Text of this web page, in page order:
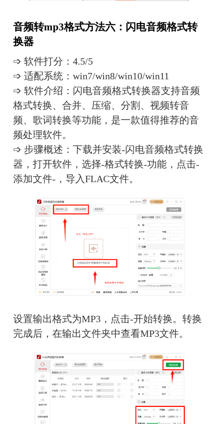
音频转mp3格式方法六：闪电音频格式转
换器
➩ 软件打分：4.5/5
➩ 适配系统：win7/win8/win10/win11
➩ 软件介绍：闪电音频格式转换器支持音频
格式转换、合并、压缩、分割、视频转音
频、歌词转换等功能，是一款值得推荐的音
频处理软件。
➩ 步骤概述：下载并安装-闪电音频格式转换
器，打开软件，选择-格式转换-功能，点击-
添加文件-，导入FLAC文件。
设置输出格式为MP3，点击-开始转换。转换
完成后，在输出文件夹中查看MP3文件。